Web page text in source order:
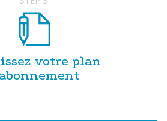
votre plan